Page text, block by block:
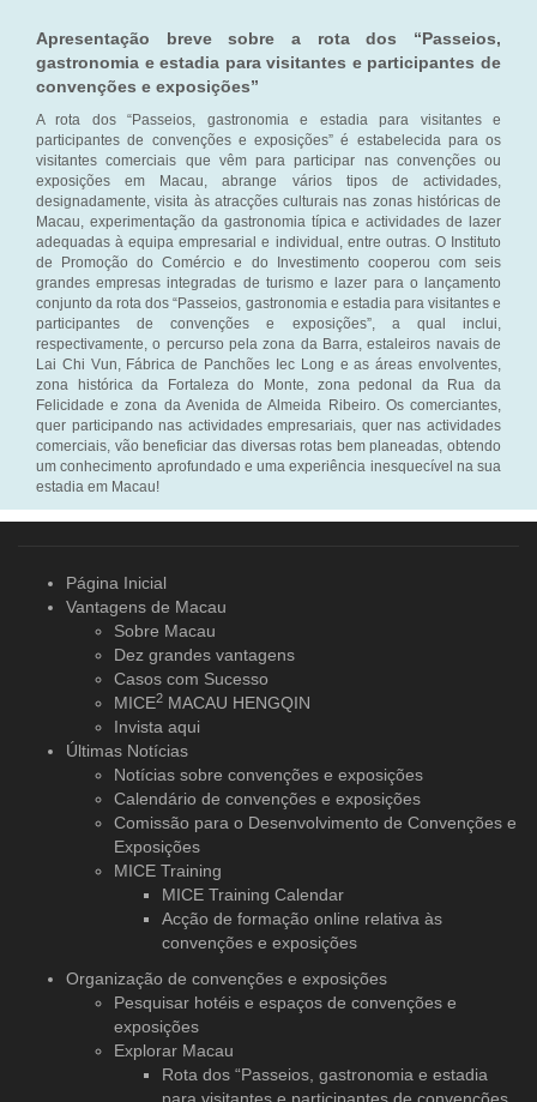
Apresentação breve sobre a rota dos “Passeios,
gastronomia e estadia para visitantes e participantes de
convenções e exposições”
A rota dos “Passeios, gastronomia e estadia para visitantes e
participantes de convenções e exposições” é estabelecida para os
visitantes comerciais que vêm para participar nas convenções ou
exposições em Macau, abrange vários tipos de actividades,
designadamente, visita às atracções culturais nas zonas históricas de
Macau, experimentação da gastronomia típica e actividades de lazer
adequadas à equipa empresarial e individual, entre outras. O Instituto
de Promoção do Comércio e do Investimento cooperou com seis
grandes empresas integradas de turismo e lazer para o lançamento
conjunto da rota dos “Passeios, gastronomia e estadia para visitantes e
participantes de convenções e exposições”, a qual inclui,
respectivamente, o percurso pela zona da Barra, estaleiros navais de
Lai Chi Vun, Fábrica de Panchões Iec Long e as áreas envolventes,
zona histórica da Fortaleza do Monte, zona pedonal da Rua da
Felicidade e zona da Avenida de Almeida Ribeiro. Os comerciantes,
quer participando nas actividades empresariais, quer nas actividades
comerciais, vão beneficiar das diversas rotas bem planeadas, obtendo
um conhecimento aprofundado e uma experiência inesquecível na sua
estadia em Macau!
Página Inicial
Vantagens de Macau
Sobre Macau
Dez grandes vantagens
Casos com Sucesso
MICE2 MACAU HENGQIN
Invista aqui
Últimas Notícias
Notícias sobre convenções e exposições
Calendário de convenções e exposições
Comissão para o Desenvolvimento de Convenções e
Exposições
MICE Training
MICE Training Calendar
Acção de formação online relativa às
convenções e exposições
Organização de convenções e exposições
Pesquisar hotéis e espaços de convenções e
exposições
Explorar Macau
Rota dos “Passeios, gastronomia e estadia